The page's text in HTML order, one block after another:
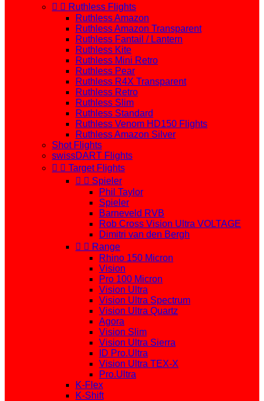
  Ruthless Flights
Ruthless Amazon
Ruthless Amazon Transparent
Ruthless Fantail / Lantern
Ruthless Kite
Ruthless Mini Retro
Ruthless Pear
Ruthless R4X Transparent
Ruthless Retro
Ruthless Slim
Ruthless Standard
Ruthless Venom HD150 Flights
Ruthless Amazon Silver
Shot Flights
swissDART Flights
  Target Flights
  Spieler
Phil Taylor
Spieler
Barneveld RVB
Rob Cross Vision Ultra VOLTAGE
Dimitri van den Bergh
  Range
Rhino 150 Micron
Vision
Pro 100 Micron
Vision Ultra
Vision Ultra Spectrum
Vision Ultra Quartz
Agora
Vision Slim
Vision Ultra Sierra
ID Pro.Ultra
Vision Ultra TEX-X
Pro.Ultra
K-Flex
K-Shift